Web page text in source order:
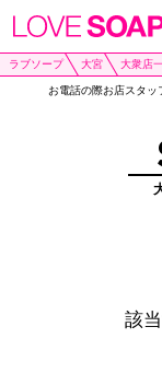
ラブソープ 大宮 大衆店
お電話の際お店スタッ
該